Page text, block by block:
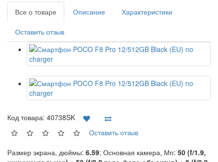
Все о товаре Описание Характеристики
Оставить отзыв
Код товара: 40738SK
Оставить отзыв
Размер экрана, дюймы: 6.59; Основная камера, Мп: 50 (f/1.9,